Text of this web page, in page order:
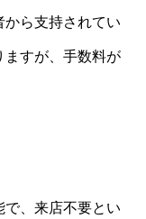
から支持されてい
ますが、手数料が
、来店不要とい